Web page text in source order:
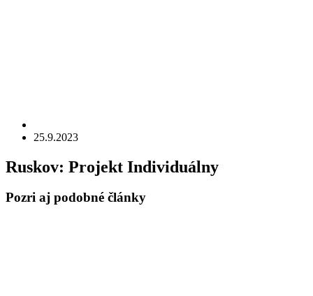
25.9.2023
Ruskov: Projekt Individuálny
Pozri aj podobné články